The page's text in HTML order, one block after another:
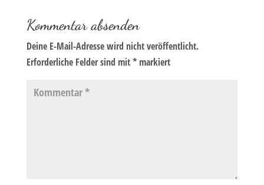
Kommentar absenden
Deine E-Mail-Adresse wird nicht veröffentlicht.
Erforderliche Felder sind mit*markiert